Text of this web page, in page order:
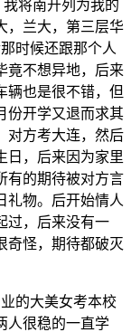
将南开列为我的
，兰大，第三层华
时候还跟那个人
竟不想异地，后来
辆也是很不错，但
份开学又退而求其
对方考大连，然后
日，后来因为家里
有的期待被对方言
礼物。后开始情人
过，后来没有一
奇怪，期待都破灭
的大美女 考 本 校
考
本
校
人很稳的一直学